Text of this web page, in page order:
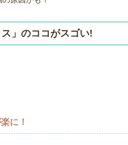
ス」のココがスゴい!
に！